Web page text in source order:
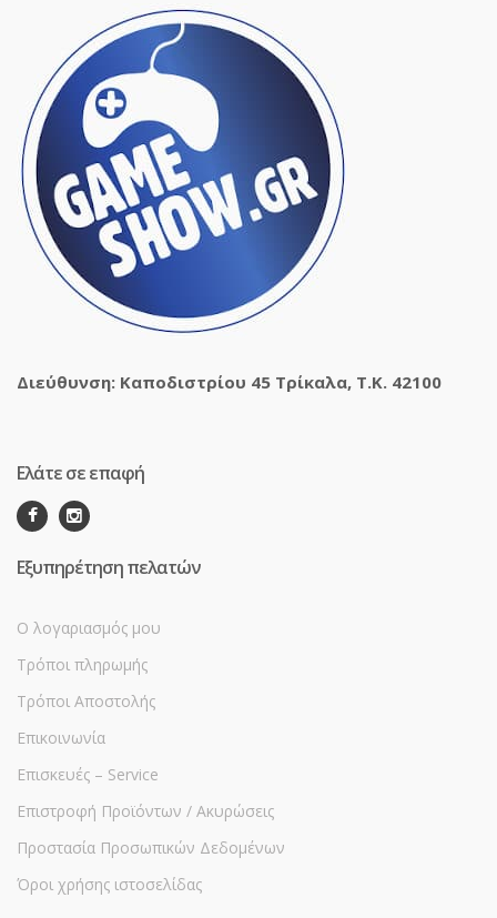
Διεύθυνση: Καποδιστρίου 45 Τρίκαλα, Τ.Κ. 42100
Ελάτε σε επαφή
Εξυπηρέτηση πελατών
Ο λογαριασμός μου
Τρόποι πληρωμής
Τρόποι Αποστολής
Επικοινωνία
Επισκευές – Service
Επιστροφή Προϊόντων / Ακυρώσεις
Προστασία Προσωπικών Δεδομένων
Όροι χρήσης ιστοσελίδας